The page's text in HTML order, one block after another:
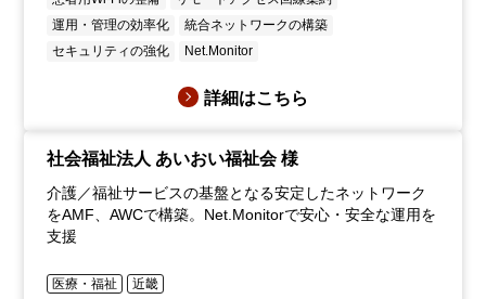
運用・管理の効率化
統合ネットワークの構築
セキュリティの強化
Net.Monitor
詳細はこちら
社会福祉法人 あいおい福祉会 様
介護／福祉サービスの基盤となる安定したネットワーク
をAMF、AWCで構築。Net.Monitorで安心・安全な運用を
支援
医療・福祉
近畿